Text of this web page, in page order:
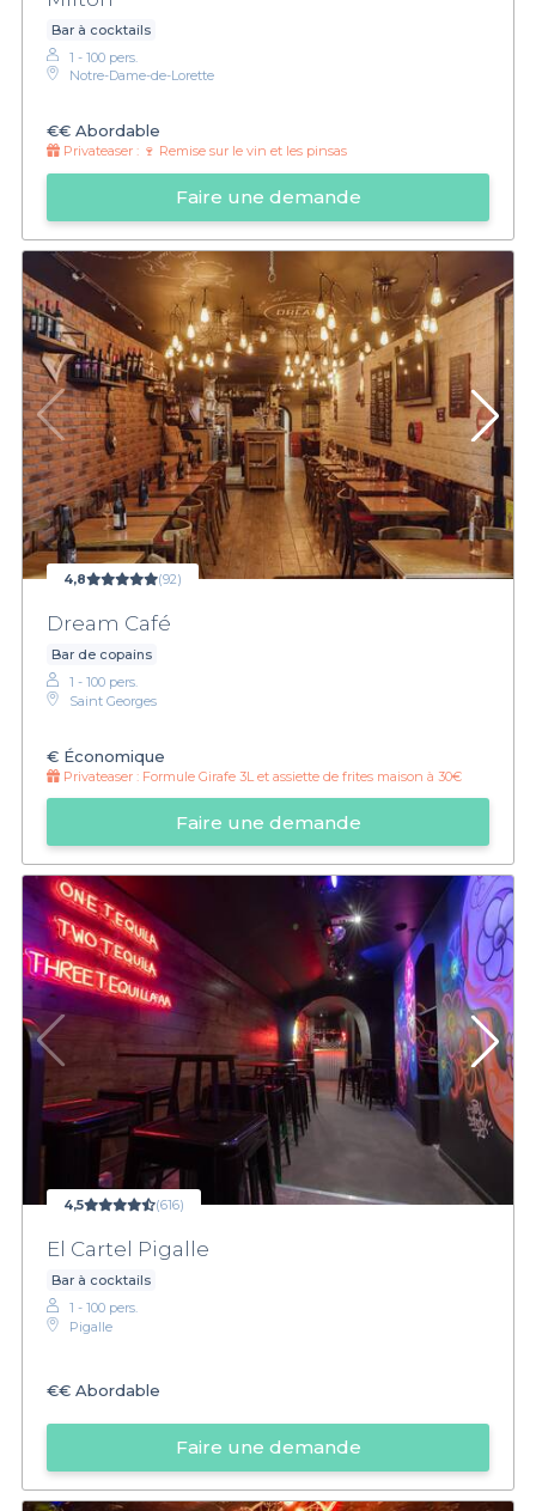
Bar à cocktails
1 - 100 pers.
Notre-Dame-de-Lorette
€€ Abordable
Privateaser : 🍷 Remise sur le vin et les pinsas
Faire une demande
4,8 (92)
Dream Café
Bar de copains
1 - 100 pers.
Saint Georges
€ Économique
Privateaser : Formule Girafe 3L et assiette de frites maison à 30€
Faire une demande
4,5 (616)
El Cartel Pigalle
Bar à cocktails
1 - 100 pers.
Pigalle
€€ Abordable
Faire une demande